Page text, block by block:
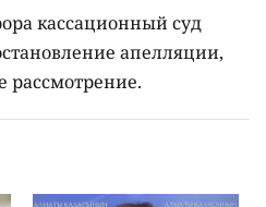
кассационный суд
апелляции,
рассмотрение.